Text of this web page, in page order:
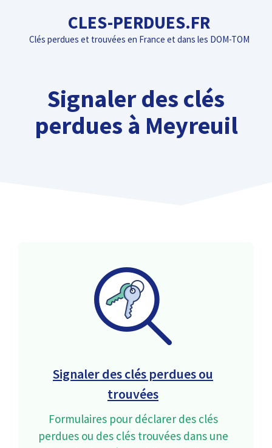
contenu
CLES-PERDUES.FR
Clés perdues et trouvées en France et dans les DOM-TOM
Signaler des clés
perdues à Meyreuil
Signaler des clés perdues ou
trouvées
Formulaires pour déclarer des clés
perdues ou des clés trouvées dans une